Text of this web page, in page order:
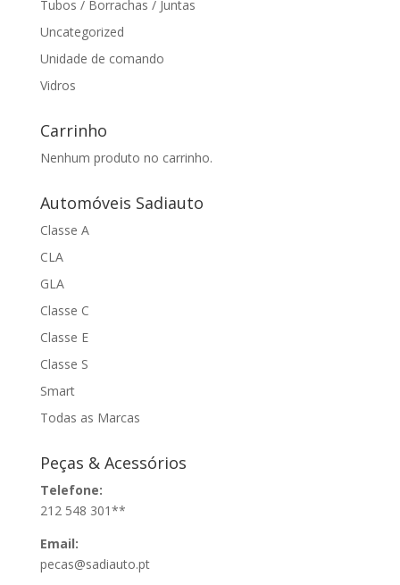
Tubos / Borrachas / Juntas
Uncategorized
Unidade de comando
Vidros
Carrinho
Nenhum produto no carrinho.
Automóveis Sadiauto
Classe A
CLA
GLA
Classe C
Classe E
Classe S
Smart
Todas as Marcas
Peças & Acessórios
Telefone:
212 548 301**
Email:
pecas@sadiauto.pt